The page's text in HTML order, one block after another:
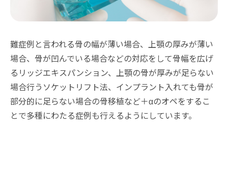
難症例と言われる骨の幅が薄い場合、上顎の厚みが薄い
場合、骨が凹んでいる場合などの対応をして骨幅を広げ
るリッジエキスパンション、上顎の骨が厚みが足らない
場合行うソケットリフト法、インプラント入れても骨が
部分的に足らない場合の骨移植など＋αのオペをするこ
とで多種にわたる症例も行えるようにしています。